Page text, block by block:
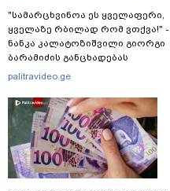
"სა­მარ­ცხვი­ნოა ეს ყვე­ლა­ფე­რი,
ყვე­ლა­ზე რბი­ლად რომ ვთქვა!" -
ნანკა კალატოზიშვილი გიორგი
ბარამიძის განცხადებას
ეხმაურება
palitravideo.ge